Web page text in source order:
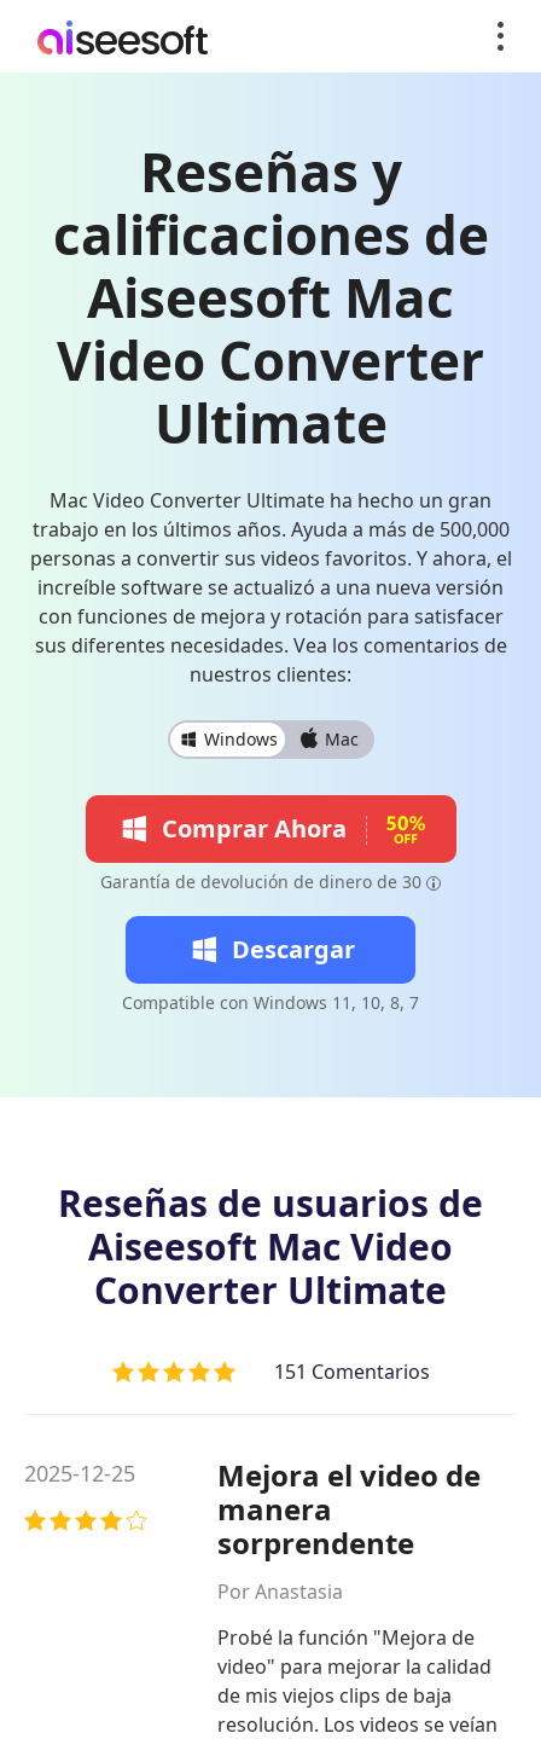
Reseñas y
calificaciones de
Aiseesoft Mac
Video Converter
Ultimate
Mac Video Converter Ultimate ha hecho un gran
trabajo en los últimos años. Ayuda a más de 500,000
personas a convertir sus videos favoritos. Y ahora, el
increíble software se actualizó a una nueva versión
con funciones de mejora y rotación para satisfacer
sus diferentes necesidades. Vea los comentarios de
nuestros clientes:
Windows Mac
Comprar Ahora
Garantía de devolución de dinero de 30
Descargar
Compatible con Windows 11, 10, 8, 7
Reseñas de usuarios de
Aiseesoft Mac Video
Converter Ultimate
151 Comentarios
2025-12-25
Mejora el video de
manera
sorprendente
Por Anastasia
Probé la función "Mejora de
video" para mejorar la calidad
de mis viejos clips de baja
resolución. Los videos se veían